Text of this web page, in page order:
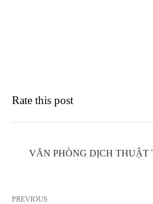
Rate this post
VĂN PHÒNG DỊCH THUẬT
PREVIOUS